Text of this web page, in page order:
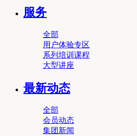
服务
全部
用户体验专区
系列培训课程
大型讲座
最新动态
全部
会员动态
集团新闻